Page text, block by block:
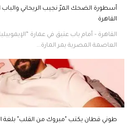
أسطورة الضحك المرّ نجيب الريحاني
القاهرة
القاهرة – أمام باب عتيق في عمارة
العاصمة المصرية يمر المارة...
طوني قطان يكتب "مبروك من القلب" بلغة